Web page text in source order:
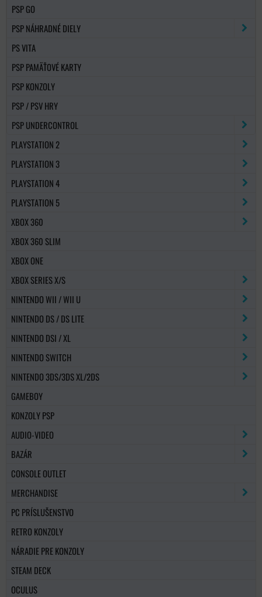
PSP GO
PSP NÁHRADNÉ DIELY
PS VITA
PSP PAMÄŤOVÉ KARTY
PSP KONZOLY
PSP / PSV HRY
PSP UNDERCONTROL
PLAYSTATION 2
PLAYSTATION 3
PLAYSTATION 4
PLAYSTATION 5
XBOX 360
XBOX 360 SLIM
XBOX ONE
XBOX SERIES X/S
NINTENDO WII / WII U
NINTENDO DS / DS LITE
NINTENDO DSI / XL
NINTENDO SWITCH
NINTENDO 3DS/3DS XL/2DS
GAMEBOY
KONZOLY PSP
AUDIO-VIDEO
BAZÁR
CONSOLE OUTLET
MERCHANDISE
PC PRÍSLUŠENSTVO
RETRO KONZOLY
NÁRADIE PRE KONZOLY
STEAM DECK
OCULUS